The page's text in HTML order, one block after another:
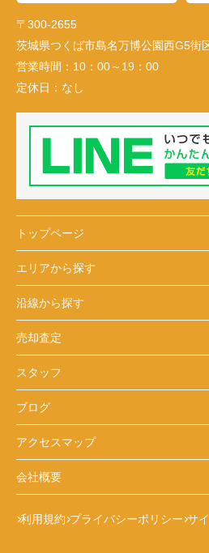
〒300-2655
茨城県つくば市島名万博公園西G5街
営業時間： 10：00～19：00
定休日： なし
トップページ
エリアから探す
沿線から探す
売却査定
スタッフ
ブログ
アクセスマップ
会社概要
利用規約 プライバシーポリシー サ